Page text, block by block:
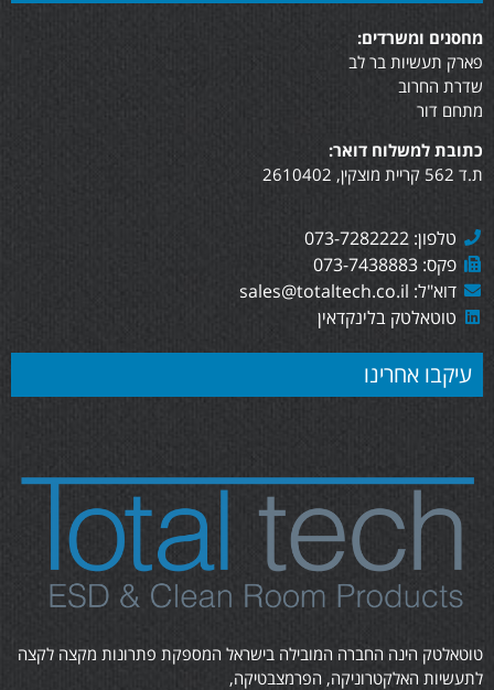
ומשרדים:
תעשיות בר לב
החרוב
דור
למשלוח דואר:
מוצקין, 2610402
טלפון: 073-7282222
פקס: 073-7438883
דוא"ל: sales@totaltech.co.il
טוטאלטק בלינקדאין
עיקבו אחרינו
הינה החברה המובילה בישראל המספקת פתרונות מקצה לקצה
האלקטרוניקה, הפרמצבטיקה,